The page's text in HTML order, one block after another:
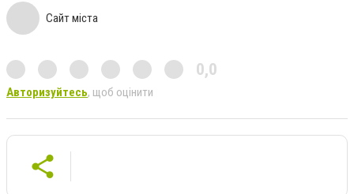
Сайт міста
0,0
Авторизуйтесь, щоб оцінити